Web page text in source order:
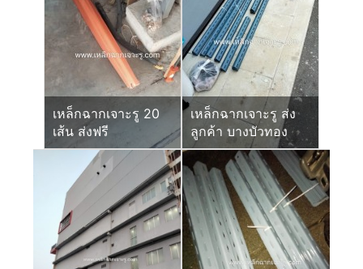
เหล็กฉากเจาะรู 20
เส้น ส่งฟรี
เหล็กฉากเจาะรู ส่ง
ลูกค้า บางบัวทอง